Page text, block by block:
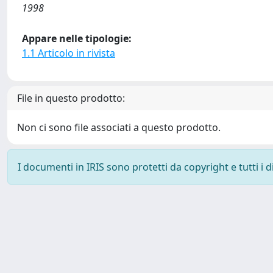
1998
Appare nelle tipologie:
1.1 Articolo in rivista
File in questo prodotto:
Non ci sono file associati a questo prodotto.
I documenti in IRIS sono protetti da copyright e tutti i